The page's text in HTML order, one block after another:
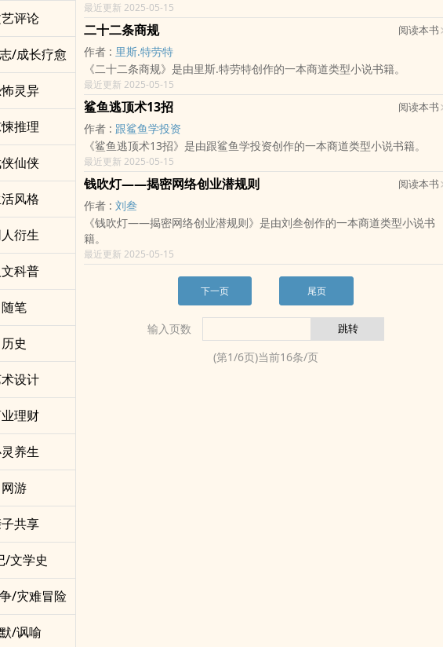
评论
/成长疗愈
灵异
推理
仙侠
风格
衍生
科普
随笔
历史
设计
理财
养生
网游
共享
/文学史
/灾难冒险
/讽喻
最近更新 2025-05-15
二十二条商规 阅读本书
作者 : 里斯.特劳特
《二十二条商规》是由里斯.特劳特创作的一本商道类型小说书籍。
最近更新 2025-05-15
鲨鱼逃顶术13招 阅读本书
作者 : 跟鲨鱼学投资
《鲨鱼逃顶术13招》是由跟鲨鱼学投资创作的一本商道类型小说书籍。
最近更新 2025-05-15
钱吹灯——揭密网络创业潜规则 阅读本书
作者 : 刘叁
《钱吹灯——揭密网络创业潜规则》是由刘叁创作的一本商道类型小说书
籍。
最近更新 2025-05-15
下一页 尾页
输入页数
(第1/6页)当前16条/页